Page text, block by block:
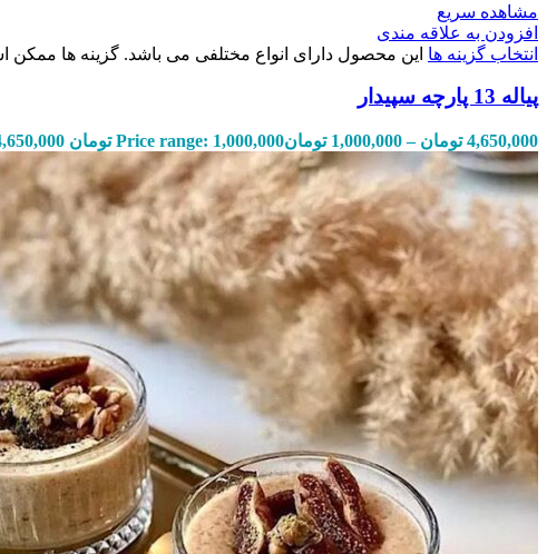
مشاهده سریع
افزودن به علاقه مندی
انتخاب گزینه ها این محصول دارای انواع مختلفی می باشد. گزینه ها
پیاله 13 پارچه سپیدار
4,650,000 تومان –
1,000,000 تومانPrice range: 1,000,000 تومان through 4,650,000 تومان